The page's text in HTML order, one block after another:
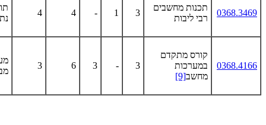
0368.3469
תכנות מחשבים
רבי ליבות
3
1
-
4
4
0368.4166
קורס מתקדם
במערכות
מחשב[9]
3
-
3
6
3